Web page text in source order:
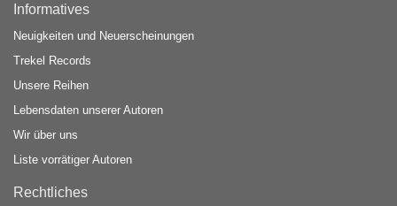
Informatives
Neuigkeiten und Neuerscheinungen
Trekel Records
Unsere Reihen
Lebensdaten unserer Autoren
Wir über uns
Liste vorrätiger Autoren
Rechtliches